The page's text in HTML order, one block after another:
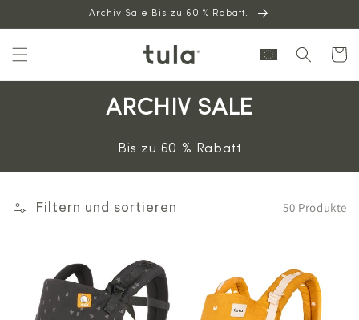
Archiv Sale Bis zu 60 % Rabatt.
ARCHIV SALE
Bis zu 60 % Rabatt
Filtern und sortieren 50 Produkte